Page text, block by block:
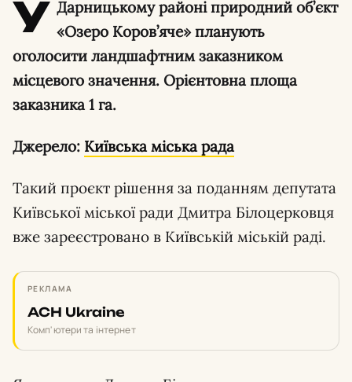
У Дарницькому районі природний об’єкт
«Озеро Коров’яче» планують
оголосити ландшафтним заказником
місцевого значення. Орієнтовна площа
заказника 1 га.
Джерело: Київська міська рада
Такий проєкт рішення за поданням депутата
Київської міської ради Дмитра Білоцерковця
вже зареєстровано в Київській міській раді.
РЕКЛАМА
ACH Ukraine
Комп'ютери та інтернет